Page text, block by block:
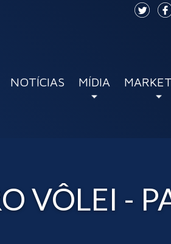
NOTÍCIAS MÍDIA
VÔLEI -